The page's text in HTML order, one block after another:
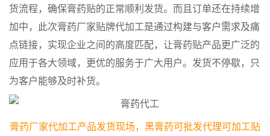
货流程，确保膏药贴的正常顺利发货。而且订单还在持续增
加中，此次膏药厂家贴牌代加工是通过构建与客户需求及痛
点链接，实现企业之间的高度匹配，让膏药贴产品更广泛的
应用于各大领域，更优的服务于广大用户。发货不停歇，只
为客户能够及时补货。
膏药厂家代加工产品发货现场，黑膏药可批发代理可加工贴